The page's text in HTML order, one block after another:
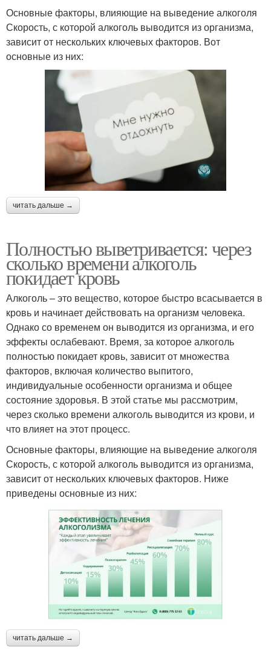
Основные факторы, влияющие на выведение алкоголя
Скорость, с которой алкоголь выводится из организма,
зависит от нескольких ключевых факторов. Вот
основные из них:
читать дальше →
Полностью выветривается: через
сколько времени алкоголь
покидает кровь
Алкоголь – это вещество, которое быстро всасывается в
кровь и начинает действовать на организм человека.
Однако со временем он выводится из организма, и его
эффекты ослабевают. Время, за которое алкоголь
полностью покидает кровь, зависит от множества
факторов, включая количество выпитого,
индивидуальные особенности организма и общее
состояние здоровья. В этой статье мы рассмотрим,
через сколько времени алкоголь выводится из крови, и
что влияет на этот процесс.
Основные факторы, влияющие на выведение алкоголя
Скорость, с которой алкоголь выводится из организма,
зависит от нескольких ключевых факторов. Ниже
приведены основные из них:
читать дальше →